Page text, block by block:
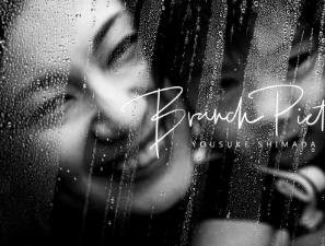
Skip
to
content
長崎 カメラマン